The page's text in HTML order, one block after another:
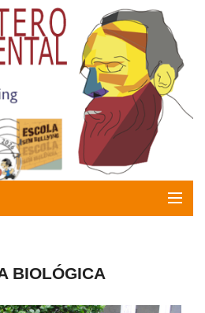
BIOLÓGICA